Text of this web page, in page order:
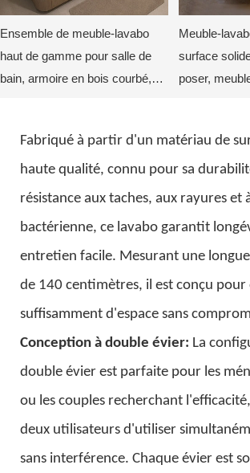
Ensemble de meuble-lavabo
haut de gamme pour salle de
bain, armoire en bois courbé,
Meuble-
surface
poser,
Fabriqué à partir d'un matériau de
haute qualité, connu pour sa
résistance aux taches, aux rayures et
bactérienne, ce lavabo garantit
entretien facile. Mesurant une
de 140 centimètres, il est conçu
suffisamment d'espace sans
Conception à double évier: La
double évier est parfaite pour les
ou les couples recherchant
deux utilisateurs d'utiliser
sans interférence. Chaque évier est